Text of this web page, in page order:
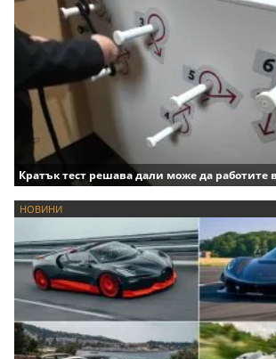
Кратък тест решава дали може да работите
НОВИНИ